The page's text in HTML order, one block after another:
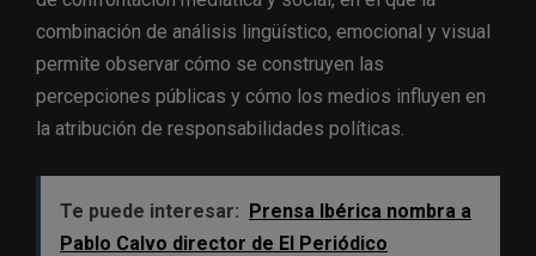
combinación de análisis lingüístico, emocional y visual
permite observar cómo se construyen las
percepciones públicas y cómo los medios influyen en
la atribución de responsabilidades políticas.
Te puede interesar: Prensa Ibérica nombra a
Pablo Calvo director de El Periódico